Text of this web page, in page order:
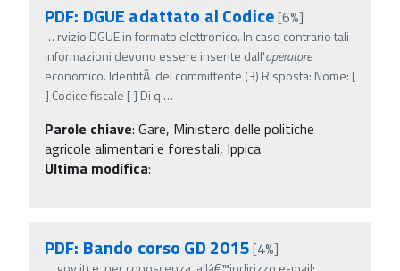
PDF: DGUE adattato al Codice[6%]
… rvizio DGUE in formato elettronico. In caso contrario tali
informazioni devono essere inserite dall'operatore
economico. IdentitÃ del committente (3) Risposta: Nome: [
] Codice fiscale [ ] Di q …
Parole chiave: Gare, Ministero delle politiche
agricole alimentari e forestali, Ippica
Ultima modifica:
PDF: Bando corso GD 2015[4%]